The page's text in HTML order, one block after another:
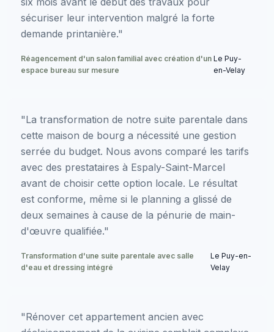
sécuriser leur intervention malgré la forte
demande printanière."
Réagencement d'un salon familial avec création d'un
espace bureau sur mesure
Le Puy-
en-Velay
"La transformation de notre suite parentale dans
cette maison de bourg a nécessité une gestion
serrée du budget. Nous avons comparé les tarifs
avec des prestataires à Espaly-Saint-Marcel
avant de choisir cette option locale. Le résultat
est conforme, même si le planning a glissé de
deux semaines à cause de la pénurie de main-
d'œuvre qualifiée."
Transformation d'une suite parentale avec salle
d'eau et dressing intégré
Le Puy-en-
Velay
"Rénover cet appartement ancien avec